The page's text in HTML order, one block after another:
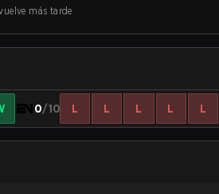
más tarde
0/10 L L L L L